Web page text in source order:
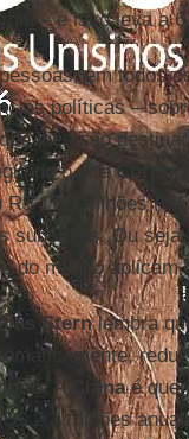
– e isso leva a
em todos
políticas –
lhes são
o site
17,5 trilhões
subsídios. Ou
do mundo aplicam
Sternlembra
. A Chinaé
2,3 trilhões